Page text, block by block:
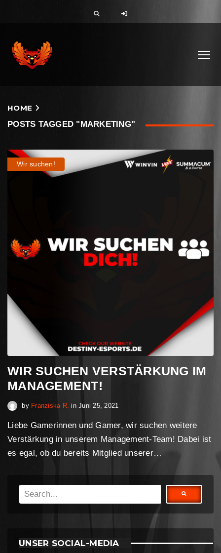
HOME
POSTS TAGGED "MARKETING"
Wir suchen!
WIR SUCHEN VERSTÄRKUNG IM
MANAGEMENT!
by Franziska R. inJuni 25, 2021
Liebe Gamerinnen und Gamer, wir suchen weitere
Verstärkung in unserem Management-Team! Dabei ist
es egal, ob du bereits Mitglied unserer…
UNSER SOCIAL-MEDIA